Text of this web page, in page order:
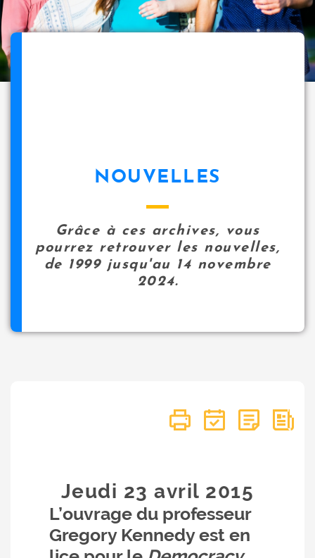
NOUVELLES
Grâce à ces archives, vous
pourrez retrouver les nouvelles,
de 1999 jusqu'au 14 novembre
2024.
Jeudi 23avril 2015
L’ouvrage du professeur
Gregory Kennedy est en